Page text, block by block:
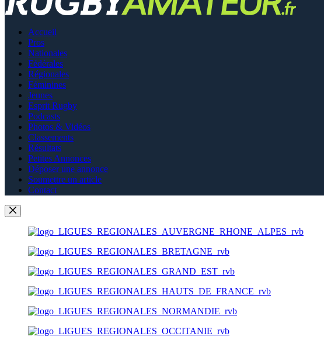
Accueil
Pros
Nationales
Fédérales
Régionales
Féminines
Jeunes
Esprit Rugby
Podcasts
Photos & Vidéos
Classements
Résultats
Petites Annonces
Déposer une annonce
Soumettre un article
Contact